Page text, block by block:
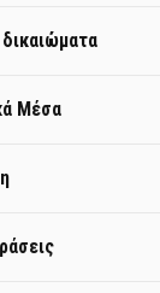
Μέσα